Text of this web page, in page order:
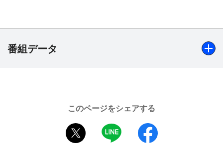
触れ合いを楽しむ。続くライブパートでは優しい歌
声と美しいフォーメーションダンスで魅了する
「My My」や、トキメク恋心をリアルに表現したラ
されたスペシャルユニットBSS（ブソクスン）が2
月にリリースしたアルバム『SECOND WIND』のタ
イトル曲「Fighting（Feat. Lee Young Ji）」を
VERNONのフィーチャリングで日本初披露する。
番組データ
このページをシェアする
twitter
LINE